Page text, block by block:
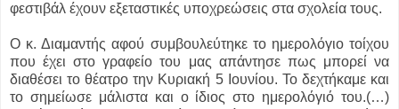
φεστιβάλ έχουν εξεταστικές υποχρεώσεις στα σχολεία τους.
Ο κ. Διαμαντής αφού συμβουλεύτηκε το ημερολόγιο τοίχου
που έχει στο γραφείο του μας απάντησε πως μπορεί να
διαθέσει το θέατρο την Κυριακή 5 Ιουνίου. Το δεχτήκαμε και
το σημείωσε μάλιστα και ο ίδιος στο ημερολόγιό του.(…)